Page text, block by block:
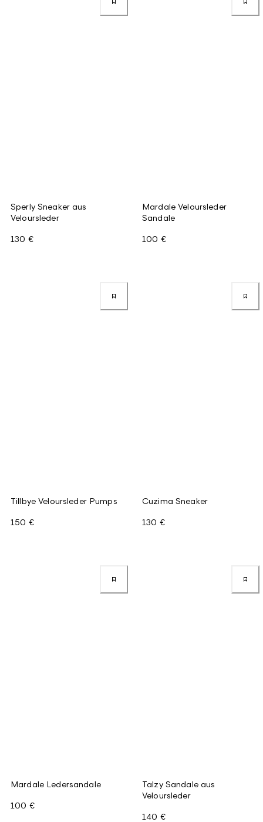
Sperly Sneaker aus
Veloursleder
130 €
Mardale Veloursleder
Sandale
100 €
Tillbye Veloursleder Pumps
150 €
Cuzima Sneaker
130 €
Mardale Ledersandale
100 €
Talzy Sandale aus
Veloursleder
140 €